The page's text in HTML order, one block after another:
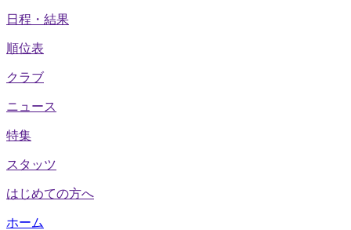
日程・結果
順位表
クラブ
ニュース
特集
スタッツ
はじめての方へ
ホーム